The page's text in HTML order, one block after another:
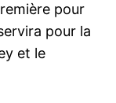
pour
pour la
et le